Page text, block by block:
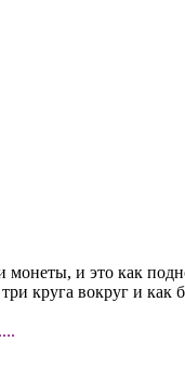
монеты, и это как
круга вокруг и